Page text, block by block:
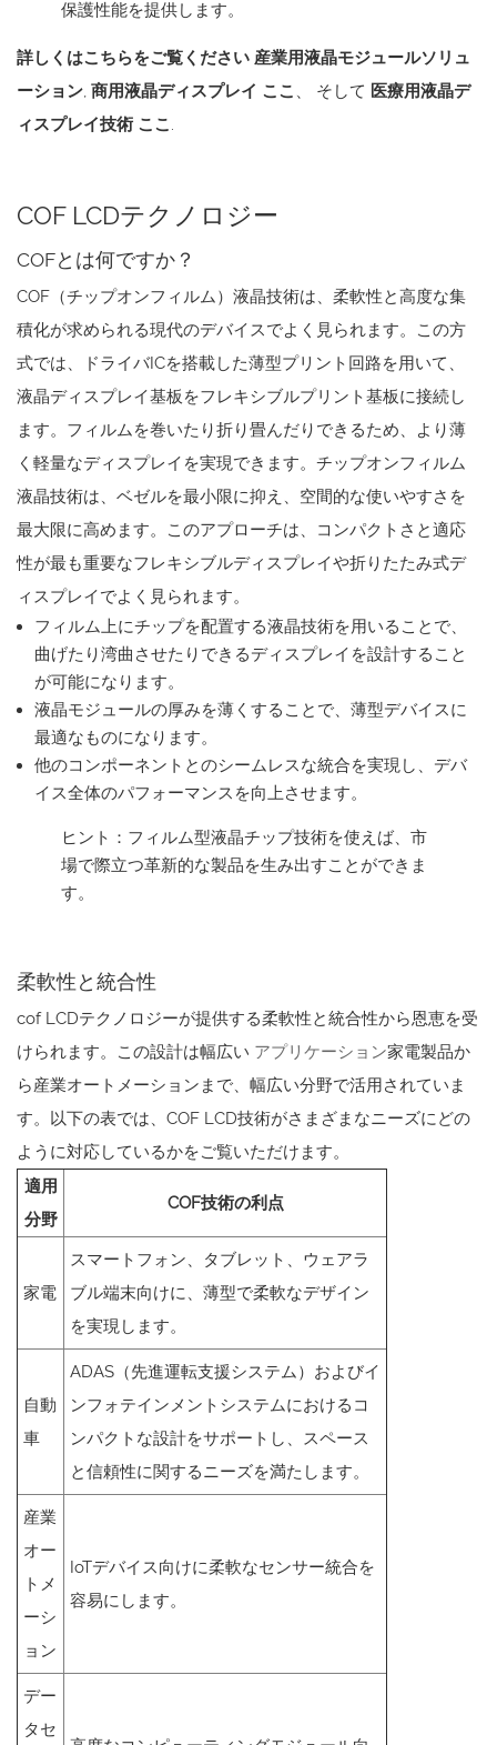
保護性能を提供します。
詳しくはこちらをご覧ください 産業用液晶モジュールソリュ
ーション, 商用液晶ディスプレイ ここ 、 そして 医療用液晶デ
ィスプレイ技術 ここ.
COF LCDテクノロジー
COFとは何ですか？
COF（チップオンフィルム）液晶技術は、柔軟性と高度な集
積化が求められる現代のデバイスでよく見られます。この方
式では、ドライバICを搭載した薄型プリント回路を用いて、
液晶ディスプレイ基板をフレキシブルプリント基板に接続し
ます。フィルムを巻いたり折り畳んだりできるため、より薄
く軽量なディスプレイを実現できます。チップオンフィルム
液晶技術は、ベゼルを最小限に抑え、空間的な使いやすさを
最大限に高めます。このアプローチは、コンパクトさと適応
性が最も重要なフレキシブルディスプレイや折りたたみ式デ
ィスプレイでよく見られます。
フィルム上にチップを配置する液晶技術を用いることで、
曲げたり湾曲させたりできるディスプレイを設計すること
が可能になります。
液晶モジュールの厚みを薄くすることで、薄型デバイスに
最適なものになります。
他のコンポーネントとのシームレスな統合を実現し、デバ
イス全体のパフォーマンスを向上させます。
ヒント：フィルム型液晶チップ技術を使えば、市
場で際立つ革新的な製品を生み出すことができま
す。
柔軟性と統合性
cof LCDテクノロジーが提供する柔軟性と統合性から恩恵を受
けられます。この設計は幅広い アプリケーション家電製品か
ら産業オートメーションまで、幅広い分野で活用されていま
す。以下の表では、COF LCD技術がさまざまなニーズにどの
ように対応しているかをご覧いただけます。
適用
分野
COF技術の利点
家電
スマートフォン、タブレット、ウェアラ
ブル端末向けに、薄型で柔軟なデザイン
を実現します。
自動
車
ADAS（先進運転支援システム）およびイ
ンフォテインメントシステムにおけるコ
ンパクトな設計をサポートし、スペース
と信頼性に関するニーズを満たします。
産業
オー
トメ
ーシ
ョン
IoTデバイス向けに柔軟なセンサー統合を
容易にします。
デー
タセ